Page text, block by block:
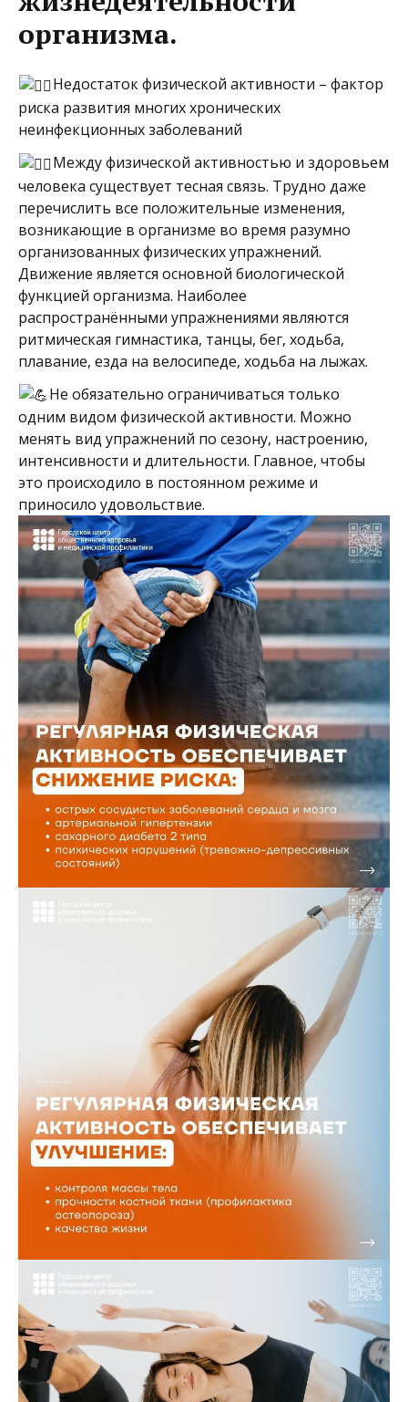
организма.
Недостаток физической активности – фактор
риска развития многих хронических
неинфекционных заболеваний
Между физической активностью и здоровьем
человека существует тесная связь. Трудно даже
перечислить все положительные изменения,
возникающие в организме во время разумно
организованных физических упражнений.
Движение является основной биологической
функцией организма. Наиболее
распространёнными упражнениями являются
ритмическая гимнастика, танцы, бег, ходьба,
плавание, езда на велосипеде, ходьба на лыжах.
Не обязательно ограничиваться только
одним видом физической активности. Можно
менять вид упражнений по сезону, настроению,
интенсивности и длительности. Главное, чтобы
это происходило в постоянном режиме и
приносило удовольствие.